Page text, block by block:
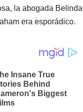
la abogada Belinda
era esporádico.